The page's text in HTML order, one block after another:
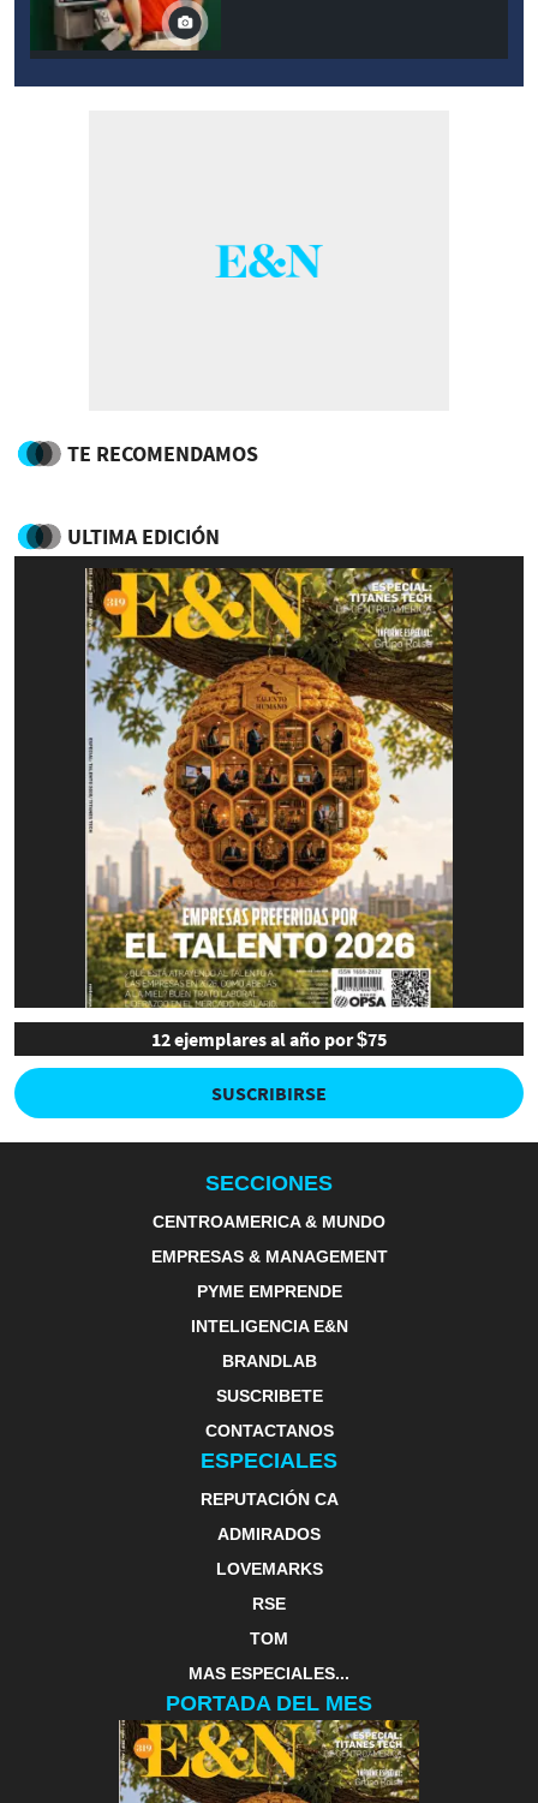
TE RECOMENDAMOS
ULTIMA EDICIÓN
12 ejemplares al año por $75
SUSCRIBIRSE
SECCIONES
CENTROAMERICA & MUNDO
EMPRESAS & MANAGEMENT
PYME EMPRENDE
INTELIGENCIA E&N
BRANDLAB
SUSCRIBETE
CONTACTANOS
ESPECIALES
REPUTACIÓN CA
ADMIRADOS
LOVEMARKS
RSE
TOM
MAS ESPECIALES...
PORTADA DEL MES